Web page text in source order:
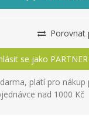
Porovnat
se jako PARTNER
platí pro nákup
nad 1000 Kč